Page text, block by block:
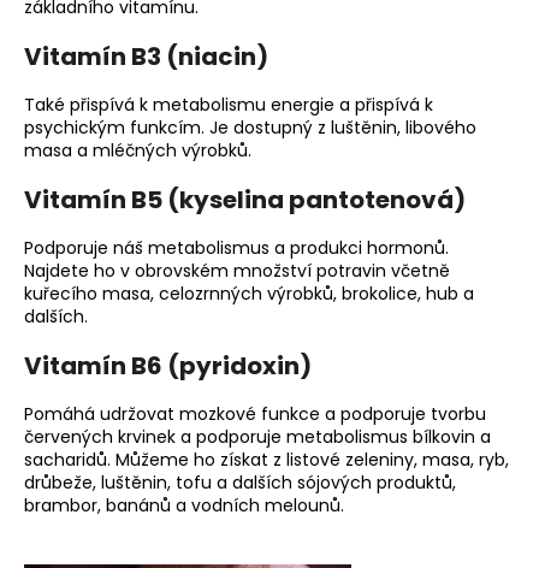
základního vitamínu.
Vitamín B3 (niacin)
Také přispívá k metabolismu energie a přispívá k
psychickým funkcím. Je dostupný z luštěnin, libového
masa a mléčných výrobků.
Vitamín B5 (kyselina pantotenová)
Podporuje náš metabolismus a produkci hormonů.
Najdete ho v obrovském množství potravin včetně
kuřecího masa, celozrnných výrobků, brokolice, hub a
dalších.
Vitamín B6 (pyridoxin)
Pomáhá udržovat mozkové funkce a podporuje tvorbu
červených krvinek a podporuje metabolismus bílkovin a
sacharidů. Můžeme ho získat z listové zeleniny, masa, ryb,
drůbeže, luštěnin, tofu a dalších sójových produktů,
brambor, banánů a vodních melounů.